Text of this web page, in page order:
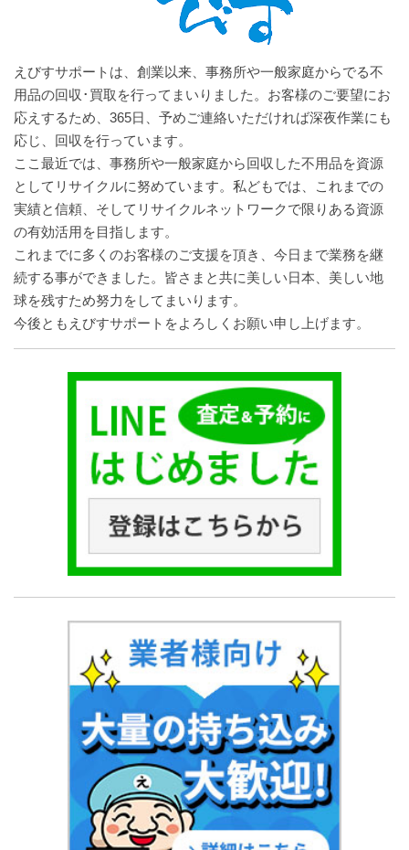
えびすサポートは、創業以来、事務所や一般家庭からでる不
用品の回収･買取を行ってまいりました。お客様のご要望にお
応えするため、365日、予めご連絡いただければ深夜作業にも
応じ、回収を行っています。
ここ最近では、事務所や一般家庭から回収した不用品を資源
としてリサイクルに努めています。私どもでは、これまでの
実績と信頼、そしてリサイクルネットワークで限りある資源
の有効活用を目指します。
これまでに多くのお客様のご支援を頂き、今日まで業務を継
続する事ができました。皆さまと共に美しい日本、美しい地
球を残すため努力をしてまいります。
今後ともえびすサポートをよろしくお願い申し上げます。